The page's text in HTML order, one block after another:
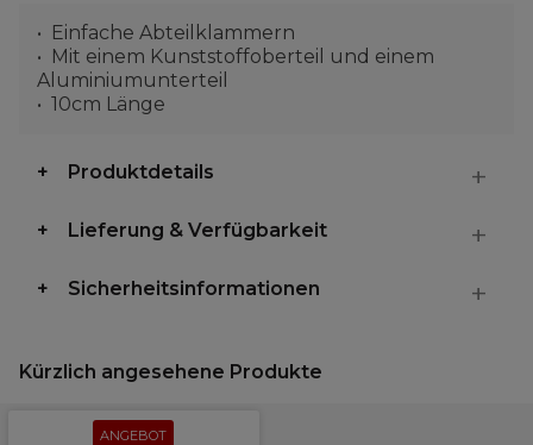
Einfache Abteilklammern
Mit einem Kunststoffoberteil und einem
Aluminiumunterteil
10cm Länge
Produktdetails
Lieferung & Verfügbarkeit
Sicherheitsinformationen
Kürzlich angesehene Produkte
ANGEBOT